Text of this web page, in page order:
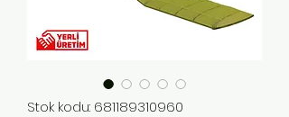
Stok kodu: 681189310960